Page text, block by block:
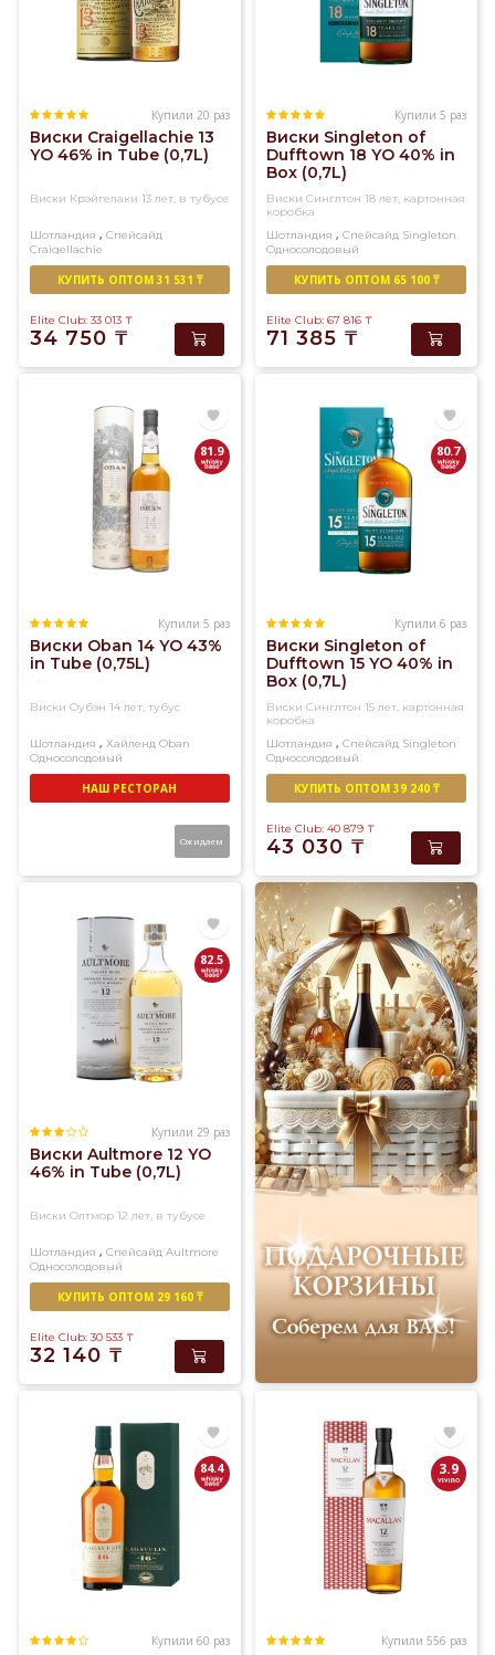
Купили 20 раз
Виски Craigellachie 13
YO 46% in Tube (0,7L)
Виски Крэйгелаки 13 лет, в тубусе
Шотландия , Спейсайд
Craigellachie
Односолодовый
КУПИТЬ ОПТОМ 31 531 ₸
Elite Club: 33 013 ₸
34 750 ₸
Купили 5 раз
Виски Singleton of
Dufftown 18 YO 40% in
Box (0,7L)
Виски Синглтон 18 лет, картонная
коробка
Шотландия , Спейсайд Singleton
Односолодовый
КУПИТЬ ОПТОМ 65 100 ₸
Elite Club: 67 816 ₸
71 385 ₸
81.9
Купили 5 раз
Виски Oban 14 YO 43%
in Tube (0,75L)
Виски Оубэн 14 лет, тубус
Шотландия , Хайленд Oban
Односолодовый
НАШ РЕСТОРАН
Ожидаем
80.7
Купили 6 раз
Виски Singleton of
Dufftown 15 YO 40% in
Box (0,7L)
Виски Синглтон 15 лет, картонная
коробка
Шотландия , Спейсайд Singleton
Односолодовый
КУПИТЬ ОПТОМ 39 240 ₸
Elite Club: 40 879 ₸
43 030 ₸
82.5
Купили 29 раз
Виски Aultmore 12 YO
46% in Tube (0,7L)
Виски Олтмор 12 лет, в тубусе
Шотландия , Спейсайд Aultmore
Односолодовый
КУПИТЬ ОПТОМ 29 160 ₸
Elite Club: 30 533 ₸
32 140 ₸
84.4
Купили 60 раз
3.9
Купили 556 раз